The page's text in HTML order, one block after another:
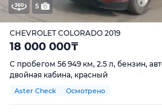
5
CHEVROLET COLORADO 2019
18 000 000₸
С пробегом 56 949 км, 2.5 л, бензин,
двойная кабина, красный
Aster Check Осмотрено